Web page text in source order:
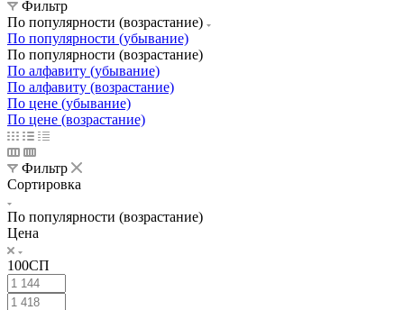
Фильтр
По популярности (возрастание)
По популярности (убывание)
По популярности (возрастание)
По алфавиту (убывание)
По алфавиту (возрастание)
По цене (убывание)
По цене (возрастание)
Фильтр
Сортировка
По популярности (возрастание)
Цена
100СП